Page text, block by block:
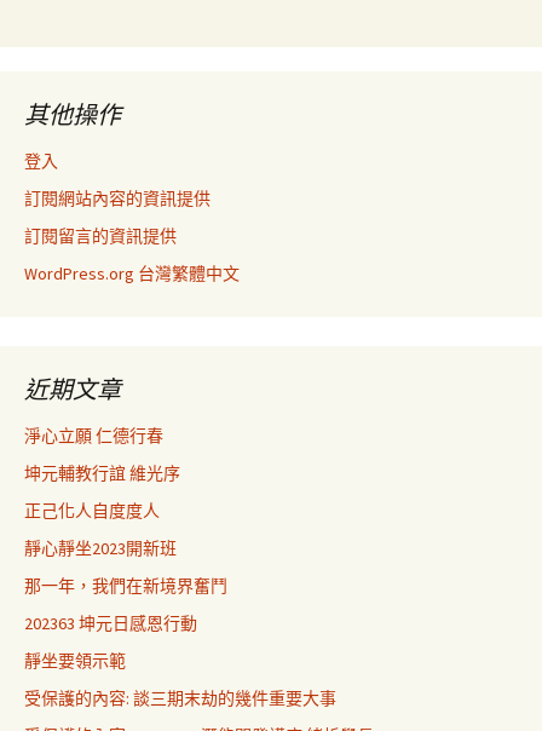
其他操作
登入
訂閱網站內容的資訊提供
訂閱留言的資訊提供
WordPress.org 台灣繁體中文
近期文章
淨心立願 仁德行春
坤元輔教行誼 維光序
正己化人自度度人
靜心靜坐2023開新班
那一年，我們在新境界奮鬥
202363 坤元日感恩行動
靜坐要領示範
受保護的內容: 談三期末劫的幾件重要大事